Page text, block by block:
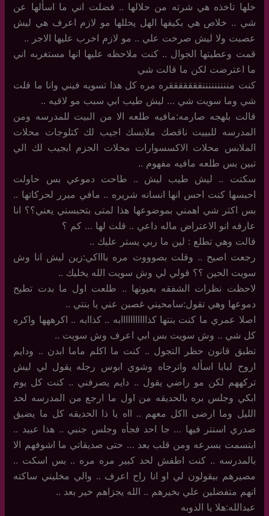
خلها تاخذه هي شرته من حلالها .. فضلت اني ما اسألها عن
شي .. خلاص هي بكيفها الهل يحللها مو لازم اعرف هي ليش
عصبت ولا ليش صرخت علي .. مو لازم اخرب عليها الاجر ..
قمت وعطيتها الجوال .. كنت ملاحظه عليها انها مستغربه اني
ما اعترضت لكن ما قالت شي
كنت منننننننننقققققققره مره كل هذا تسويه فيني وانا ما قلت
شي وما سويت شي … ليش طيب ابي سبب مو لاقيه ..
قالت بلهجه صارمه:مافيه طلعه الا من البيت للمدرسه ومن
المدرسه للبييت ناقصك ملابسك اجيب لك كتلوجات محلات
الملابس محلات الاكسسوارات محلات الجزم ابجيب لك الي
تبين بس طلعه مافيه مفهوم ..
سكتت .. ليش طيب ليش .. طاحت دموعي بس حاولت
احبسها كنت احس انها انسانه شريره .. مافي مبرر لحركاتها ..
بس اكثر شي اهمني بموضوعها هذا لمتى بتحبسني يعني؟؟ انا
عارفه انو الاعتراض ماله داعي .. قلت لها … كم ؟
قالت وهي تطلع : لين ما ربي يستر عليك ..
رجعت اصيح .. وقلت بصوووت مره باااكي:زين ليش انا وش
سويت الحين ؟؟ قولي لي وش سويت الله يخليك ..
لاحظت نظرات الشفقه بعيونها .. طلعت اول ما بدت تطيح
دموعها وهي تقول:سامحيني غصبن عني يا بنتي ..
اصلا عمري ما كنت بنتها كذااااااااااابه .. كذاابه .. اكرههها واكره
كل شي .. وش سويت بس ابي اعرف وش سويت ..
تطبق قانون حظر التجول .. كنت ما اكلم ماما ابدن .. ودايم
اروح لبابا اسأله واترجاه وشوي ابوس رجله يقول لي ليش
تركههم لكن مو راضي يقول .. دايم يصرفني .. كنت كل يوم
ابكي وجلس بره بالحديقه من اول ما ارجع من المدرسه لحد
الليل وما ارضى ااكل معهم .. ااه يا ذا الحديقه كل ما يضيق
صدري اسنتر فيها … جا احد فجأه وجلس جنبي .. هذا عبيد ..
ابتسمت بسرعه ومن قلب بعد … حتى صديقاتي ما اشوفهم الا
بالمدرسه .. كنت اطفش لحد كبير مره مره .. بس اسكت ..
مصيرهم بيقولون لي او انا راح اعرف .. والي مخليني ساكته
انهم متفضلين علي بخيرهم .. الله يجزاهم خير بعد ..
عبدالله:هلا يا الدوبه